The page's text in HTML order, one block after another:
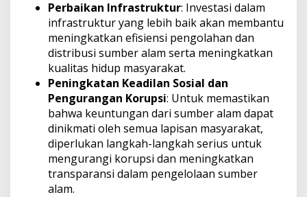
Perbaikan Infrastruktur: Investasi dalam
infrastruktur yang lebih baik akan membantu
meningkatkan efisiensi pengolahan dan
distribusi sumber alam serta meningkatkan
kualitas hidup masyarakat.
Peningkatan Keadilan Sosial dan
Pengurangan Korupsi: Untuk memastikan
bahwa keuntungan dari sumber alam dapat
dinikmati oleh semua lapisan masyarakat,
diperlukan langkah-langkah serius untuk
mengurangi korupsi dan meningkatkan
transparansi dalam pengelolaan sumber
alam.